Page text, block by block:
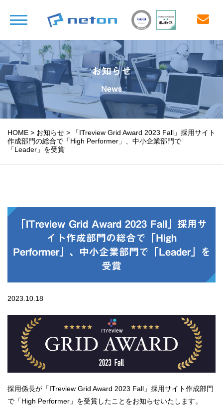
お知らせ
News
HOME > お知らせ >
「ITreview Grid Award 2023 Fall」採用サイト
作成部門の総合で「High Performer」、中小企業部門で
「Leader」を受賞
「ITreview Grid Award 2023 Fall」採用サ
イト作成部門の総合で「High
Performer」、中小企業部門で「Leader」を
受賞
2023.10.18
採用係長が「ITreview Grid Award 2023 Fall」採用サイト作成部門
で「High Performer」を受賞したことをお知らせいたします。